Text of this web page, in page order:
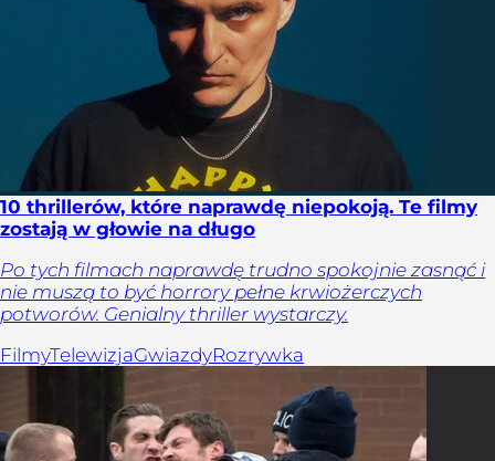
10 thrillerów, które naprawdę niepokoją. Te filmy
zostają w głowie na długo
Po tych filmach naprawdę trudno spokojnie zasnąć i
nie muszą to być horrory pełne krwiożerczych
potworów. Genialny thriller wystarczy.
FilmyTelewizjaGwiazdyRozrywka